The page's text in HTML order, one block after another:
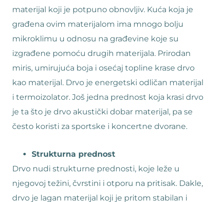
materijal koji je potpuno obnovljiv. Kuća koja je
građena ovim materijalom ima mnogo bolju
mikroklimu u odnosu na građevine koje su
izgrađene pomoću drugih materijala. Prirodan
miris, umirujuća boja i osećaj topline krase drvo
kao materijal. Drvo je energetski odličan materijal
i termoizolator. Još jedna prednost koja krasi drvo
je ta što je drvo akustički dobar materijal, pa se
često koristi za sportske i koncertne dvorane.
Strukturna prednost
Drvo nudi strukturne prednosti, koje leže u
njegovoj težini, čvrstini i otporu na pritisak. Dakle,
drvo je lagan materijal koji je pritom stabilan i